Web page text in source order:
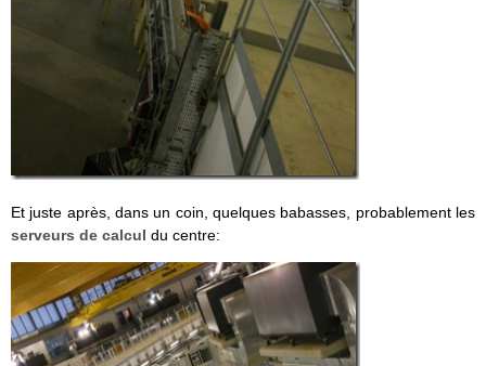
Et juste après, dans un coin, quelques babasses, probablement les
serveurs de calcul du centre: